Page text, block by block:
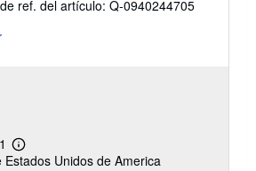
de
de ref. del artículo: Q-0940244705
Más
informaciónUnidos de America